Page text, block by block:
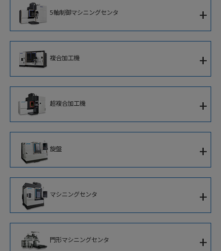
5軸制御マシニングセンタ +
5軸制御立形マシニングセンタ
5軸制御横形マシニングセンタ
5軸制御大型マシニングセンタ
5軸制御高速ブレード加工専用機
複合加工機 +
複合加工機
5軸制御立形複合加工機
立形複合加工機
門形複合加工機
超複合加工機 +
超複合加工機
旋盤 +
1サドルCNC旋盤
対向主軸ターニングセンタ
2サドルCNC旋盤
マシニングセンタ +
立形マシニングセンタ
横形マシニングセンタ
門形マシニングセンタ +